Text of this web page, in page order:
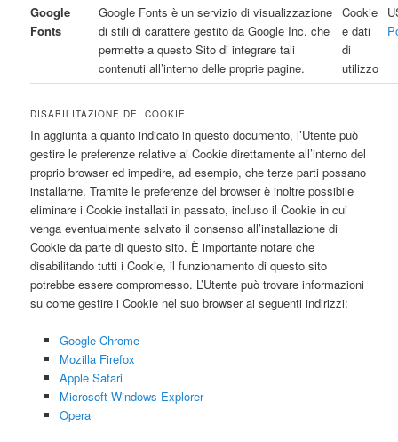
Google
Fonts
Google Fonts è un servizio di visualizzazione
di stili di carattere gestito da Google Inc. che
permette a questo Sito di integrare tali
contenuti all’interno delle proprie pagine.
Cookie
e dati
di
utilizzo
DISABILITAZIONE DEI COOKIE
In aggiunta a quanto indicato in questo documento, l’Utente può
gestire le preferenze relative ai Cookie direttamente all’interno del
proprio browser ed impedire, ad esempio, che terze parti possano
installarne. Tramite le preferenze del browser è inoltre possibile
eliminare i Cookie installati in passato, incluso il Cookie in cui
venga eventualmente salvato il consenso all’installazione di
Cookie da parte di questo sito. È importante notare che
disabilitando tutti i Cookie, il funzionamento di questo sito
potrebbe essere compromesso. L’Utente può trovare informazioni
su come gestire i Cookie nel suo browser ai seguenti indirizzi:
Google Chrome
Mozilla Firefox
Apple Safari
Microsoft Windows Explorer
Opera